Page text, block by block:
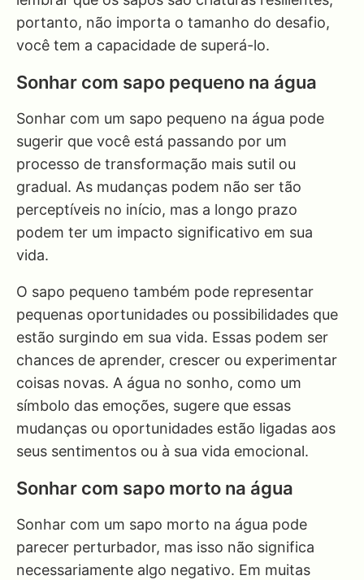
portanto, não importa o tamanho do desafio,
você tem a capacidade de superá-lo.
Sonhar com sapo pequeno na água
Sonhar com um sapo pequeno na água pode
sugerir que você está passando por um
processo de transformação mais sutil ou
gradual. As mudanças podem não ser tão
perceptíveis no início, mas a longo prazo
podem ter um impacto significativo em sua
vida.
O sapo pequeno também pode representar
pequenas oportunidades ou possibilidades que
estão surgindo em sua vida. Essas podem ser
chances de aprender, crescer ou experimentar
coisas novas. A água no sonho, como um
símbolo das emoções, sugere que essas
mudanças ou oportunidades estão ligadas aos
seus sentimentos ou à sua vida emocional.
Sonhar com sapo morto na água
Sonhar com um sapo morto na água pode
parecer perturbador, mas isso não significa
necessariamente algo negativo. Em muitas